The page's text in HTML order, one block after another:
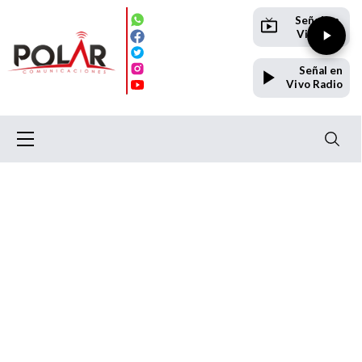
Señal en
Vivo TV
Señal en
Vivo Radio